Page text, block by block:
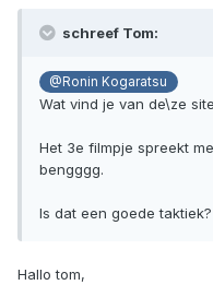
schreef Tom:
@Ronin Kogaratsu
Wat vind je van de\ze
Het 3e filmpje spreekt
bengggg.
Is dat een goede taktiek?
Hallo tom,